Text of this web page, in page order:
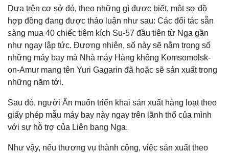
Dựa trên cơ sở đó, theo những gì được biết, một sơ đồ
hợp đồng đang được thảo luận như sau: Các đối tác sẵn
sàng mua 40 chiếc tiêm kích Su-57 đầu tiên từ Nga gần
như ngay lập tức. Đương nhiên, số này sẽ nằm trong số
những máy bay mà Nhà máy Hàng không Komsomolsk-
on-Amur mang tên Yuri Gagarin đã hoặc sẽ sản xuất trong
những năm tới.
Sau đó, người Ấn muốn triển khai sản xuất hàng loạt theo
giấy phép mẫu máy bay này ngay trên lãnh thổ của mình
với sự hỗ trợ của Liên bang Nga.
Như vậy, nếu thương vụ thành công, việc sản xuất theo